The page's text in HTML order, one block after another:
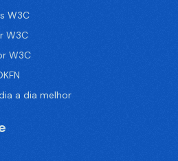
W3C
W3C
W3C
a dia melhor